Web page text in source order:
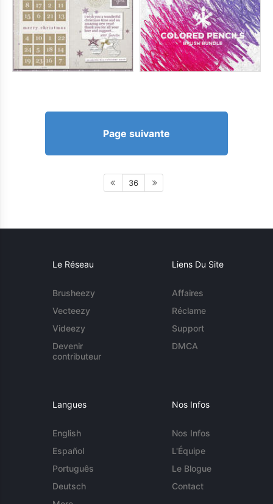
Page suivante
36
Le Réseau
Brusheezy
Vecteezy
Videezy
Devenir
contributeur
Liens Du Site
Affaires
Réclame
Support
DMCA
Langues
English
Español
Português
Deutsch
Nos Infos
Nos Infos
L'Équipe
Le Blogue
Contact